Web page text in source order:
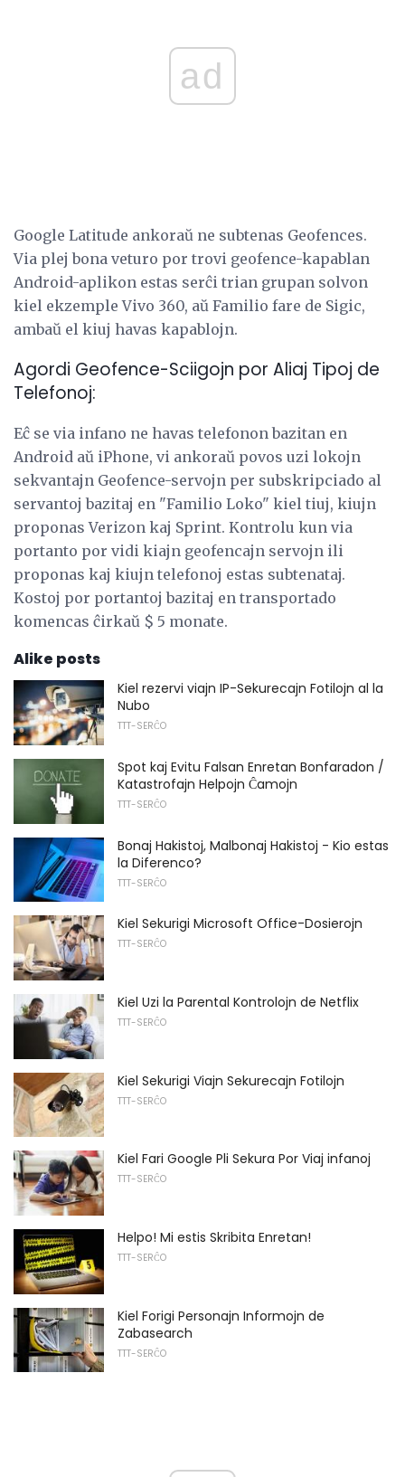
ad
Google Latitude ankoraŭ ne subtenas Geofences.
Via plej bona veturo por trovi geofence-kapablan
Android-aplikon estas serĉi trian grupan solvon
kiel ekzemple Vivo 360, aŭ Familio fare de Sigic,
ambaŭ el kiuj havas kapablojn.
Agordi Geofence-Sciigojn por Aliaj Tipoj de
Telefonoj:
Eĉ se via infano ne havas telefonon bazitan en
Android aŭ iPhone, vi ankoraŭ povos uzi lokojn
sekvantajn Geofence-servojn per subskripciado al
servantoj bazitaj en "Familio Loko" kiel tiuj, kiujn
proponas Verizon kaj Sprint. Kontrolu kun via
portanto por vidi kiajn geofencajn servojn ili
proponas kaj kiujn telefonoj estas subtenataj.
Kostoj por portantoj bazitaj en transportado
komencas ĉirkaŭ $ 5 monate.
Alike posts
Kiel rezervi viajn IP-Sekurecajn Fotilojn al la
Nubo
TTT-SERĈO
Spot kaj Evitu Falsan Enretan Bonfaradon /
Katastrofajn Helpojn Ĉamojn
TTT-SERĈO
Bonaj Hakistoj, Malbonaj Hakistoj - Kio estas
la Diferenco?
TTT-SERĈO
Kiel Sekurigi Microsoft Office-Dosierojn
TTT-SERĈO
Kiel Uzi la Parental Kontrolojn de Netflix
TTT-SERĈO
Kiel Sekurigi Viajn Sekurecajn Fotilojn
TTT-SERĈO
Kiel Fari Google Pli Sekura Por Viaj infanoj
TTT-SERĈO
Helpo! Mi estis Skribita Enretan!
TTT-SERĈO
Kiel Forigi Personajn Informojn de
Zabasearch
TTT-SERĈO